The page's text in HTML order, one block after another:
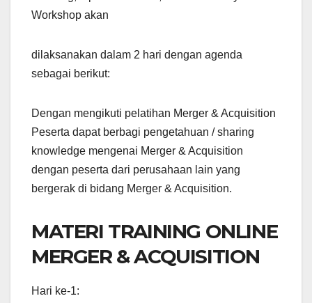
Workshop akan
dilaksanakan dalam 2 hari dengan agenda
sebagai berikut:
Dengan mengikuti pelatihan Merger & Acquisition
Peserta dapat berbagi pengetahuan / sharing
knowledge mengenai Merger & Acquisition
dengan peserta dari perusahaan lain yang
bergerak di bidang Merger & Acquisition.
MATERI TRAINING ONLINE
MERGER & ACQUISITION
Hari ke-1: